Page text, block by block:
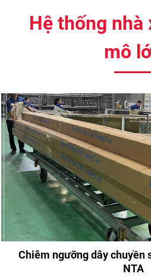
Hệ thống nhà
mô
Chiêm ngưỡng dây chuyền
NTA